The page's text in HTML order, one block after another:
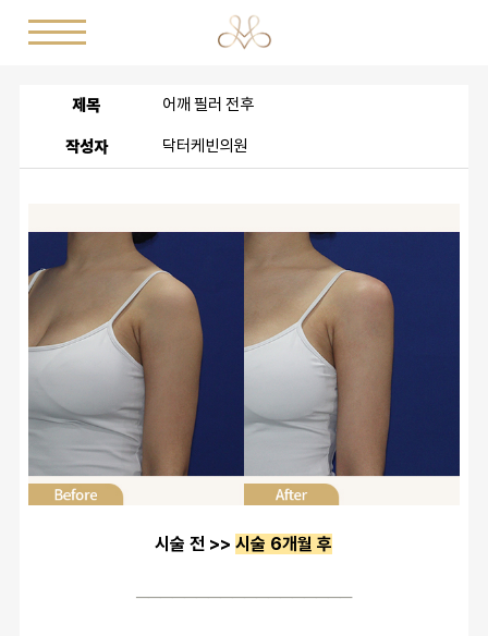
제목 어깨 필러 전후
작성자 닥터케빈의원
시술 전 >> 시술 6개월 후
──────────────────